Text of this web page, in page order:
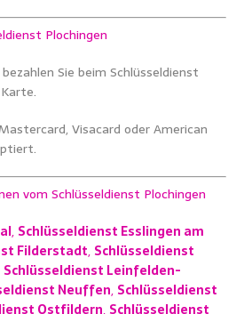
Plochingen
Sie beim Schlüsseldienst
Visacard oder American
vom Schlüsseldienst Plochingen
, Schlüsseldienst Esslingen am
Filderstadt, Schlüsseldienst
Schlüsseldienst Leinfelden-
Neuffen, Schlüsseldienst
Ostfildern, Schlüsseldienst